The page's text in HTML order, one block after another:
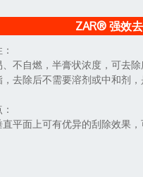
ZAR® 强效
、不自燃，半膏状浓度，可去
，去除后不需要溶剂或中和剂，
直平面上可有优异的刮除效果，